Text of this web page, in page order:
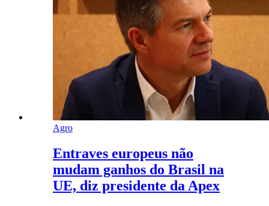
Agro
Entraves europeus não
mudam ganhos do Brasil na
UE, diz presidente da Apex